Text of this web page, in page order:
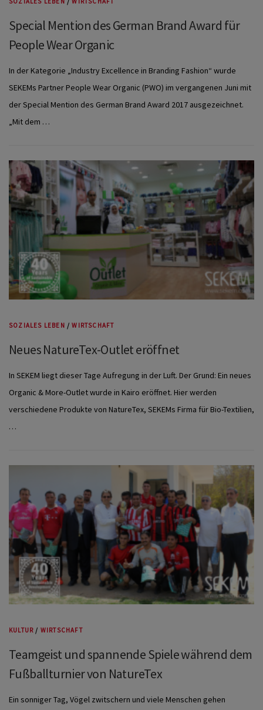
Special Mention des German Brand Award für
People Wear Organic
In der Kategorie „Industry Excellence in Branding Fashion“ wurde
SEKEMs Partner People Wear Organic (PWO) im vergangenen Juni mit
der Special Mention des German Brand Award 2017 ausgezeichnet.
„Mit dem …
SOZIALES LEBEN /WIRTSCHAFT
Neues NatureTex-Outlet eröffnet
In SEKEM liegt dieser Tage Aufregung in der Luft. Der Grund: Ein neues
Organic & More-Outlet wurde in Kairo eröffnet. Hier werden
verschiedene Produkte von NatureTex, SEKEMs Firma für Bio-Textilien,
…
KULTUR / WIRTSCHAFT
Teamgeist und spannende Spiele während dem
Fußballturnier von NatureTex
Ein sonniger Tag, Vögel zwitschern und viele Menschen gehen